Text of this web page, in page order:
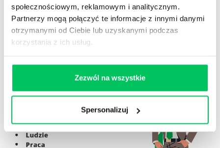
społecznościowym, reklamowym i analitycznym.
Partnerzy mogą połączyć te informacje z innymi danymi
otrzymanymi od Ciebie lub uzyskanymi podczas
korzystania z ich usług.
Zezwól na wszystkie
Spersonalizuj
wpłynąć, wzmocnić go i uwolnić z korzyścią dla
organizacji. Wraz ze wzrostem wiedzy, doświadczenia
i stażu pracy ludzie wnoszą jeszcze większą wartość
do firmy. Na tym m.in. polega ich przewaga nad